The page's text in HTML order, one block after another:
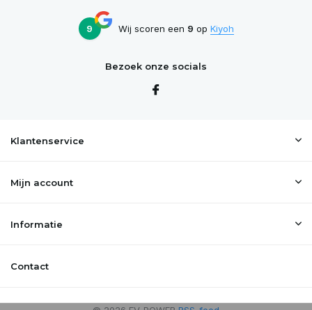
9 Wij scoren een 9 op Kiyoh
Bezoek onze socials
Klantenservice
Mijn account
Informatie
Contact